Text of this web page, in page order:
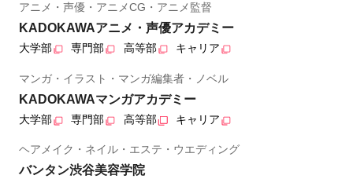
アニメ・声優・アニメCG・アニメ監督
KADOKAWAアニメ・声優アカデミー
大学部 専門部 高等部 キャリア
マンガ・イラスト・マンガ編集者・ノベル
KADOKAWAマンガアカデミー
大学部 専門部 高等部 キャリア
ヘアメイク・ネイル・エステ・ウエディング
バンタン渋谷美容学院